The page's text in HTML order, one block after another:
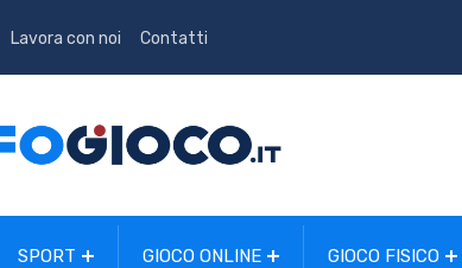
Lavora con noi Contatti
SPORT GIOCO ONLINE GIOCO FISICO